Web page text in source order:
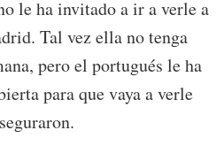
le ha invitado a ir a verle a
Tal vez ella no tenga
pero el portugués le ha
para que vaya a verle